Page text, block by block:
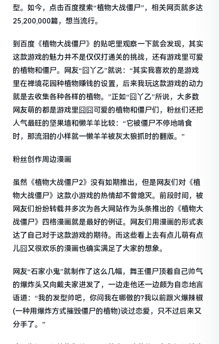
型。如今，点击百度搜索“植物大战僵尸”，相关网页就多达
25,200,000篇，想当流行。
到百度《植物大战僵尸》的贴吧里观察一下就会发现，其实
这款游戏的魅力并不是仅仅打通关的挑战，还有游戏里可爱
的植物和僵尸。网友“囧丫乙”就说：“其实我喜欢的是游戏
里在禅境花园种植物赚钱的设置，后来我玩这款游戏的动力
就是去收集各种各样的植物。”正如“囧丫乙”所说，大多数
网友萌的都是游戏里囧囧可爱的植物和僵尸们，粉丝们还把
人气最旺的坚果墙和懒羊羊比较：“它被僵尸不停地啃食
时，那流泪的小样就一懒羊羊被灰太狼抓时的翻版。”
粉丝创作周边漫画
虽然《植物大战僵尸2》没有如期推出，但是网友们对《植
物大战僵尸》这款小游戏的热情却不曾熄灭。前段时间，被
网友们纷纷转载并多次为各大网站作为头条推出的《植物大
战僵尸》四格漫画就是最好的例证。网友们用漫画的形式表
达了自己对于这款游戏的期待。而这些看上去有点儿萌有点
儿囧又很欢乐的漫画也确实满足了大家的想象。
网友“石家小鬼”就制作了这么几幅，舞王僵尸顶着自己帅气
的爆炸头又向戴夫家进发了，一边走他还一边颇为自恋地言
语道：“我的发型帅吧，你问我在哪做的?我以前跟火爆辣椒
(一种用爆炸方式摧毁僵尸的植物)谈过恋爱，只不过后来又
分手了。”